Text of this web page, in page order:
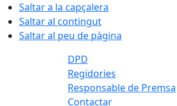
Saltar a la capçalera
Saltar al contingut
Saltar al peu de pàgina
DPD
Regidories
Responsable de Premsa
Contactar